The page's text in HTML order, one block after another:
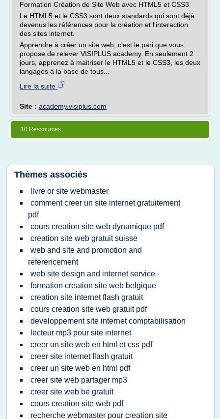
Formation Création de Site Web avec HTML5 et CSS3
Le HTML5 et le CSS3 sont deux standards qui sont déjà
devenus les références pour la création et l'interaction
des sites internet.
Apprendre à créer un site web, c'est le pari que vous
propose de relever VISIPLUS academy. En seulement 2
jours, apprenez à maitriser le HTML5 et le CSS3, les deux
langages à la base de tous...
Lire la suite
Site : academy.visiplus.com
10 Ressources
Thèmes associés
livre or site webmaster
comment creer un site internet gratuitement
pdf
cours creation site web dynamique pdf
creation site web gratuit suisse
web and site and promotion and
referencement
web site design and internet service
formation creation site web belgique
creation site internet flash gratuit
cours creation site web gratuit pdf
developpement site internet comptabilisation
lecteur mp3 pour site internet
creer un site web en html et css pdf
creer site internet flash gratuit
creer un site web en html pdf
creer site web partager mp3
creer site web be gratuit
cours creation site web pdf
recherche webmaster pour creation site